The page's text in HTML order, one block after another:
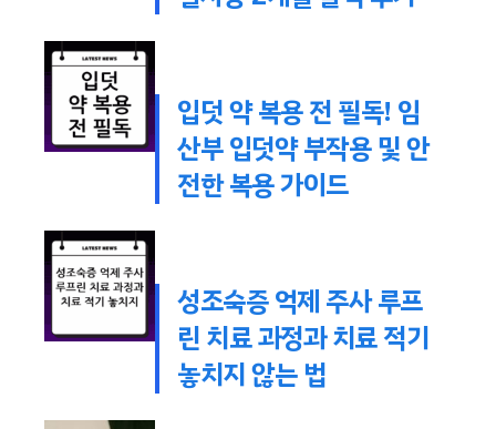
입덧 약 복용 전 필독! 임
산부 입덧약 부작용 및 안
전한 복용 가이드
성조숙증 억제 주사 루프
린 치료 과정과 치료 적기
놓치지 않는 법